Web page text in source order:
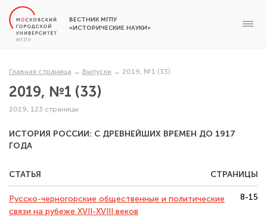
ВЕСТНИК МГПУ
«ИСТОРИЧЕСКИЕ НАУКИ»
Главная страница → Выпуски → 2019, №1 (33)
2019, №1 (33)
2019, 123 страницы
ИСТОРИЯ РОССИИ: С ДРЕВНЕЙШИХ ВРЕМЕН ДО 1917
ГОДА
СТАТЬЯ СТРАНИЦЫ
Русско-черногорские общественные и политические
связи на рубеже XVII-XVIII веков
8-15